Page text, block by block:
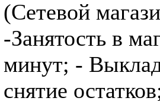
(Сетевой
-Занятость в
минут; -
снятие